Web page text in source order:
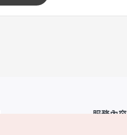
服務內容